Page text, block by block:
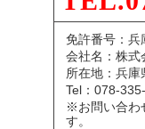
免許番号：兵
会社名：株式
所在地：兵
Tel：078-
※お問い合わ
す。